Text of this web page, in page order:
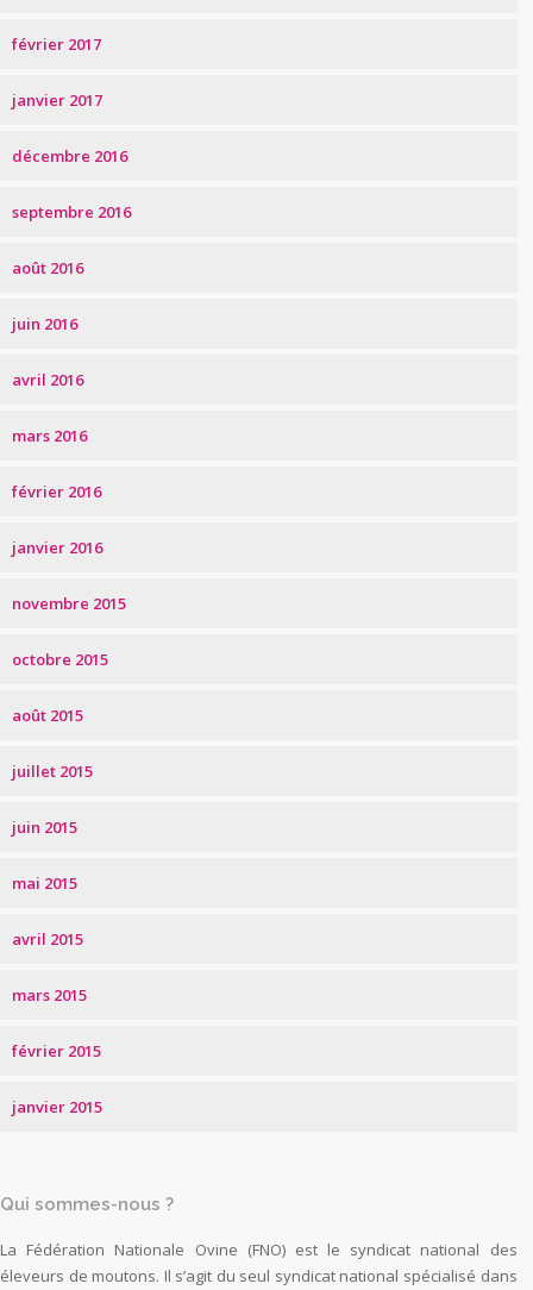
février 2017
janvier 2017
décembre 2016
septembre 2016
août 2016
juin 2016
avril 2016
mars 2016
février 2016
janvier 2016
novembre 2015
octobre 2015
août 2015
juillet 2015
juin 2015
mai 2015
avril 2015
mars 2015
février 2015
janvier 2015
Qui sommes-nous ?
La Fédération Nationale Ovine (FNO) est le syndicat national des
éleveurs de moutons. Il s’agit du seul syndicat national spécialisé dans